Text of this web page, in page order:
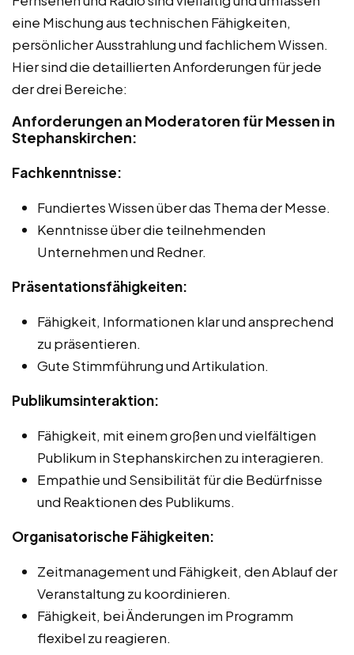
eine Mischung aus technischen Fähigkeiten,
persönlicher Ausstrahlung und fachlichem Wissen.
Hier sind die detaillierten Anforderungen für jede
der drei Bereiche:
Anforderungen an Moderatoren für Messen in
Stephanskirchen:
Fachkenntnisse:
Fundiertes Wissen über das Thema der Messe.
Kenntnisse über die teilnehmenden
Unternehmen und Redner.
Präsentationsfähigkeiten:
Fähigkeit, Informationen klar und ansprechend
zu präsentieren.
Gute Stimmführung und Artikulation.
Publikumsinteraktion:
Fähigkeit, mit einem großen und vielfältigen
Publikum in Stephanskirchen zu interagieren.
Empathie und Sensibilität für die Bedürfnisse
und Reaktionen des Publikums.
Organisatorische Fähigkeiten:
Zeitmanagement und Fähigkeit, den Ablauf der
Veranstaltung zu koordinieren.
Fähigkeit, bei Änderungen im Programm
flexibel zu reagieren.